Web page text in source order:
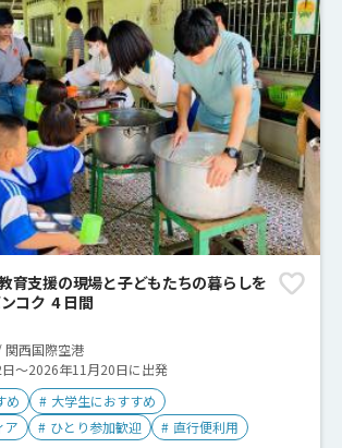
育支援の現場と子どもたちの暮らしを
コク 4 日間
関西国際空港
～2026年11月20日に出発
め # 大学生におすすめ
ア # ひとり参加歓迎 # 直行便利用